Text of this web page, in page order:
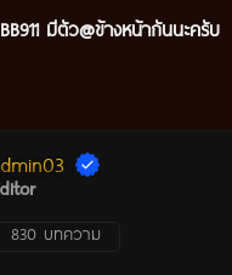
มีตัว@ข้างหน้ากันนะครับ
830 บทความ